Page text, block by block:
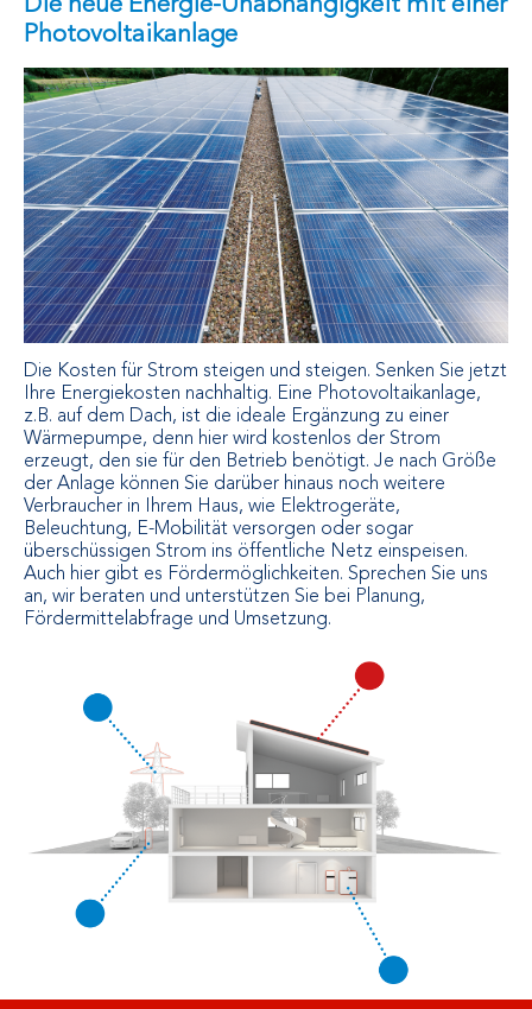
Photovoltaikanlage
Die Kosten für Strom steigen und steigen. Senken Sie jetzt
Ihre Energiekosten nachhaltig. Eine Photovoltaikanlage,
z.B. auf dem Dach, ist die ideale Ergänzung zu einer
Wärmepumpe, denn hier wird kostenlos der Strom
erzeugt, den sie für den Betrieb benötigt. Je nach Größe
der Anlage können Sie darüber hinaus noch weitere
Verbraucher in Ihrem Haus, wie Elektrogeräte,
Beleuchtung, E-Mobilität versorgen oder sogar
überschüssigen Strom ins öffentliche Netz einspeisen.
Auch hier gibt es Fördermöglichkeiten. Sprechen Sie uns
an, wir beraten und unterstützen Sie bei Planung,
Fördermittelabfrage und Umsetzung.